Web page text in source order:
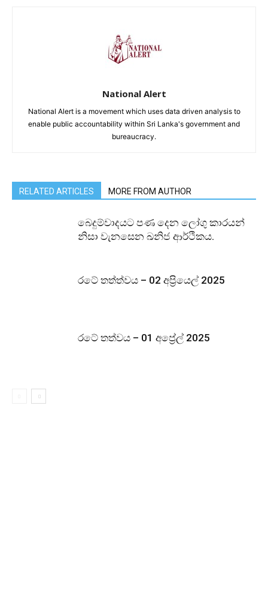
National Alert
National Alert is a movement which uses data driven analysis to
enable public accountability within Sri Lanka's government and
bureaucracy.
RELATED ARTICLES MORE FROM AUTHOR
බෙදුම්වාදයට පණ දෙන ලෝගු කාරයන්
නිසා වැනසෙන ඛනිජ ආර්ථිකය.
රටේ තත්ත්වය – 02 අප්‍රියෙල් 2025
රටේ තත්වය – 01 අප්‍රේල් 2025